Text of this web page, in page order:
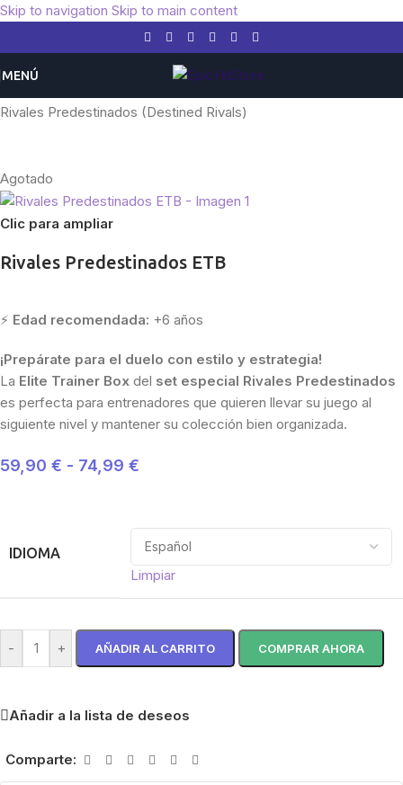
Skip to navigation Skip to main content
MENÚ
Rivales Predestinados (Destined Rivals)
Agotado
Clic para ampliar
Rivales Predestinados ETB
⚡ Edad recomendada: +6 años
¡Prepárate para el duelo con estilo y estrategia!
La Elite Trainer Box del set especial Rivales Predestinados
es perfecta para entrenadores que quieren llevar su juego al
siguiente nivel y mantener su colección bien organizada.
59,90 € - 74,99 €
IDIOMA
Limpiar
- + AÑADIR AL CARRITO COMPRAR AHORA
Añadir a la lista de deseos
Comparte: